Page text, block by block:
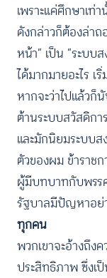
เพราะแค่ศึกษาเท่
ดังกล่าวก็ต้องล่า
หน้า” เป็น “ระบบ
ได้มากมายอะไร
หากจะว่าไปแล้วก็
ต้านระบบสวัสดิก
และมักนิยมระบบส
ตัวของผม ข้าราช
ผู้มีบทบาทกับพรร
รัฐบาลมีปัญหาอย่
ทุกคน
พวกเขาจะอ้างถึง
ประสิทธิภาพ ซึ่งเ